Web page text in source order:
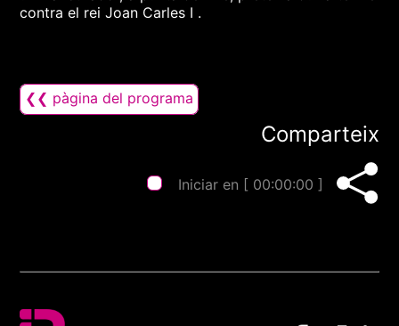
contra el rei Joan Carles I .
❮❮ pàgina del programa
Comparteix
Iniciar en [ 00:00:00 ]